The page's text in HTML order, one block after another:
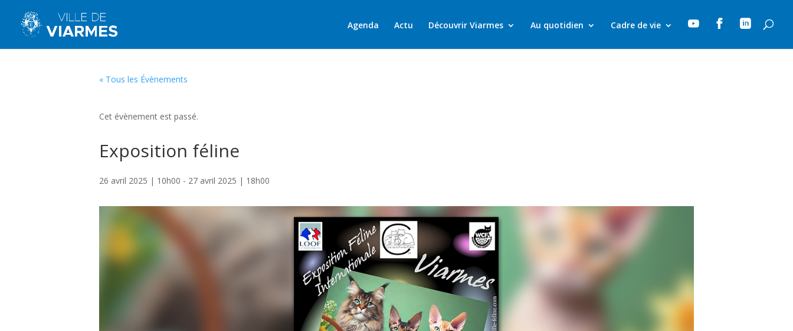
Agenda Actu Découvrir Viarmes Au quotidien Cadre de vie   
« Tous les Évènements
Cet évènement est passé.
Exposition féline
26 avril 2025 | 10h00 - 27 avril 2025 | 18h00